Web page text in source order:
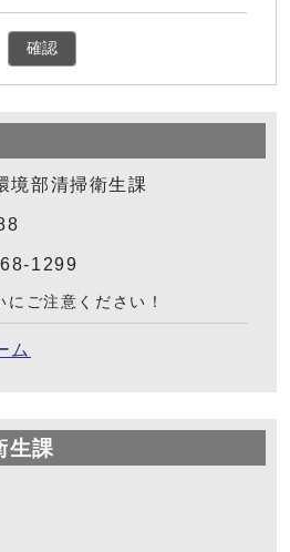
確認
境部清掃衛生課
1299
ご注意ください！
ム
生課